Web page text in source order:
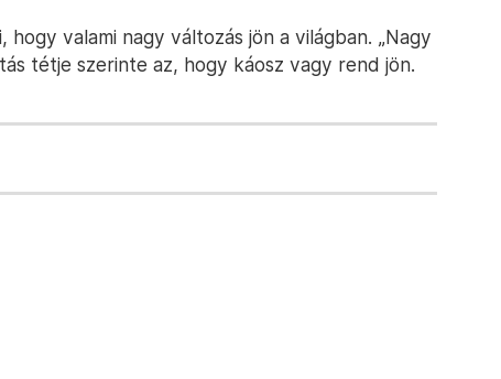
valami nagy változás jön a világban. „Nagy
tétje szerinte az, hogy káosz vagy rend jön.